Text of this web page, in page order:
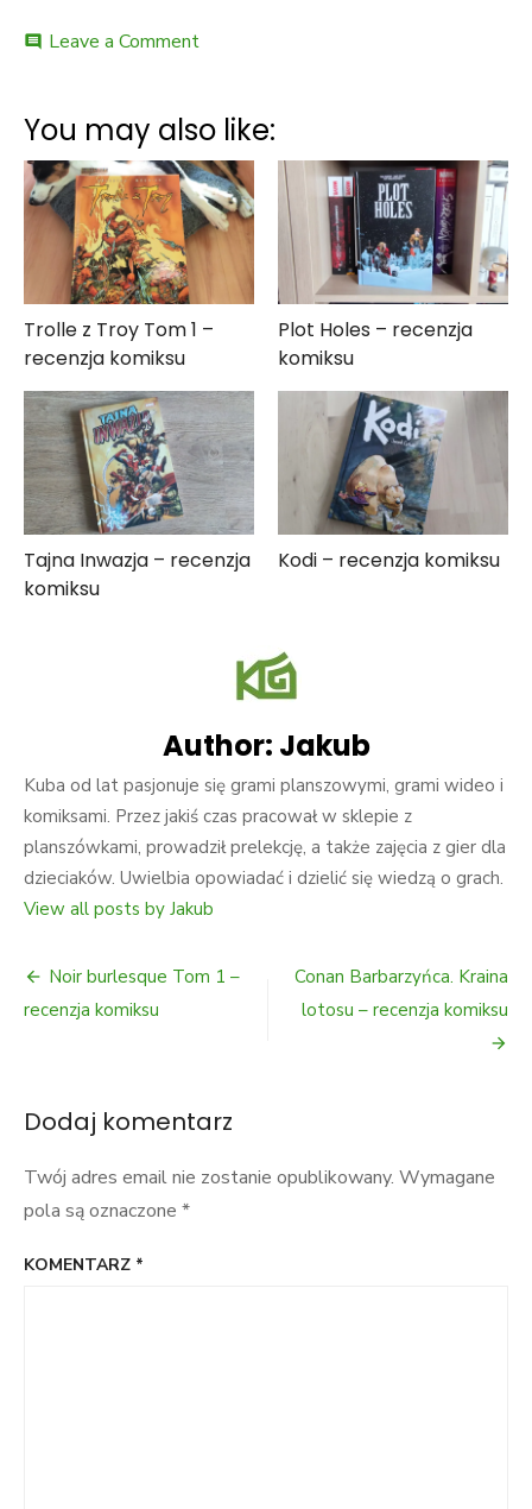
comment Leave a Commenton
Mitów
–
recenzja
komiksu
You may also like:
Trolle z Troy Tom 1 –
recenzja komiksu
Plot Holes – recenzja
komiksu
Tajna Inwazja – recenzja
komiksu
Kodi – recenzja komiksu
Author: Jakub
Kuba od lat pasjonuje się grami planszowymi, grami wideo i
komiksami. Przez jakiś czas pracował w sklepie z
planszówkami, prowadził prelekcję, a także zajęcia z gier dla
dzieciaków. Uwielbia opowiadać i dzielić się wiedzą o grach.
View all posts by Jakub
Nawigacja
wpisu
Noir burlesque Tom 1 –
recenzja komiksu
Conan Barbarzyńca. Kraina
lotosu – recenzja komiksu
Dodaj komentarz
Twój adres email nie zostanie opublikowany. Wymagane
pola są oznaczone *
KOMENTARZ *